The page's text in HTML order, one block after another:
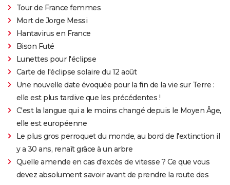
Tour de France femmes
Mort de Jorge Messi
Hantavirus en France
Bison Futé
Lunettes pour l'éclipse
Carte de l'éclipse solaire du 12 août
Une nouvelle date évoquée pour la fin de la vie sur Terre :
elle est plus tardive que les précédentes !
C'est la langue qui a le moins changé depuis le Moyen Âge,
elle est européenne
Le plus gros perroquet du monde, au bord de l'extinction il
y a 30 ans, renaît grâce à un arbre
Quelle amende en cas d'excès de vitesse ? Ce que vous
devez absolument savoir avant de prendre la route des